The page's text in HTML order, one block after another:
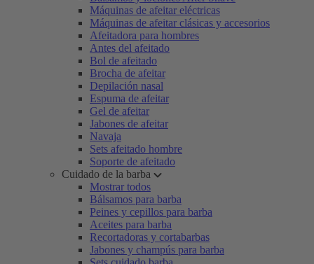
Máquinas de afeitar eléctricas
Máquinas de afeitar clásicas y accesorios
Afeitadora para hombres
Antes del afeitado
Bol de afeitado
Brocha de afeitar
Depilación nasal
Espuma de afeitar
Gel de afeitar
Jabones de afeitar
Navaja
Sets afeitado hombre
Soporte de afeitado
Cuidado de la barba
Mostrar todos
Bálsamos para barba
Peines y cepillos para barba
Aceites para barba
Recortadoras y cortabarbas
Jabones y champús para barba